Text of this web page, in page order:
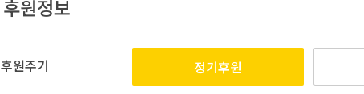
후원정보
후원주기 정기후원